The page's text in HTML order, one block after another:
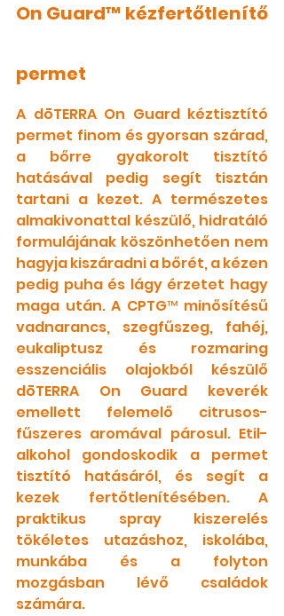
On Guard™ kézfertőtlenítő
permet
A dōTERRA On Guard kéztisztító
permet finom és gyorsan szárad,
a bőrre gyakorolt tisztító
hatásával pedig segít tisztán
tartani a kezet. A természetes
almakivonattal készülő, hidratáló
formulájának köszönhetően nem
hagyja kiszáradni a bőrét, a kézen
pedig puha és lágy érzetet hagy
maga után. A CPTG™ minősítésű
vadnarancs, szegfűszeg, fahéj,
eukaliptusz és rozmaring
esszenciális olajokból készülő
dōTERRA On Guard keverék
emellett felemelő citrusos-
fűszeres aromával párosul. Etil-
alkohol gondoskodik a permet
tisztító hatásáról, és segít a
kezek fertőtlenítésében. A
praktikus spray kiszerelés
tökéletes utazáshoz, iskolába,
munkába és a folyton
mozgásban lévő családok
számára.